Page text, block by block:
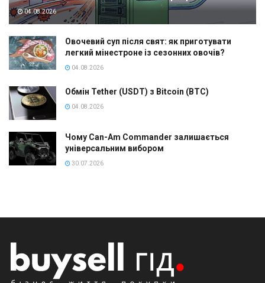
04.08.2026
Овочевий суп після свят: як приготувати
легкий мінестроне із сезонних овочів?
04.08.2026
Обмін Tether (USDT) з Bitcoin (BTC)
04.08.2026
Чому Can-Am Commander залишається
універсальним вибором
30.07.2026